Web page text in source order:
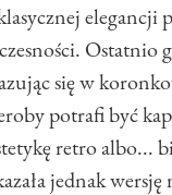
elegancji
Ostatnio
się w
potrafi być
retro albo...
jednak